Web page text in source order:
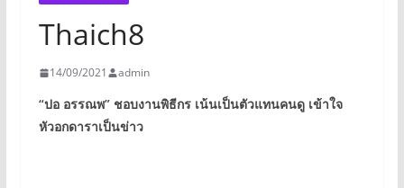
Thaich8
14/09/2021 admin
“ปอ อรรณพ” ชอบงานพิธีกร เน้นเป็นตัวแทนคนดู เข้าใจ
หัวอกดาราเป็นข่าว